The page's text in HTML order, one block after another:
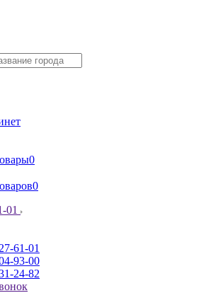
0
0
01
61-01
93-00
24-82